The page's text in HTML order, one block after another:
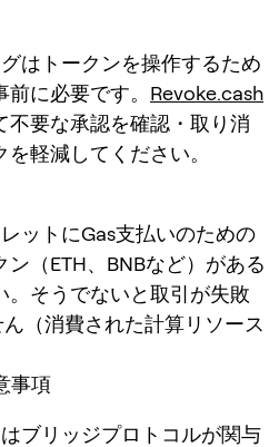
はトークンを操作するため
に必要です。 Revoke.cash
不要な承認を確認・取り消
軽減してください。
ットにGas支払いのための
（ETH、BNBなど）がある
。そうでないと取引が失敗
（消費された計算リソース
事項
ブリッジプロトコルが関与